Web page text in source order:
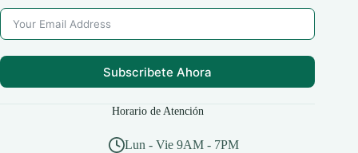
Subscribete Ahora
Horario de Atención
Lun - Vie 9AM - 7PM